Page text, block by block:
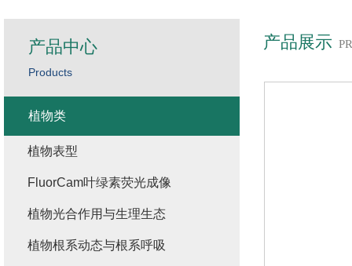
产品展示
产品中心
Products
植物类
植物表型
FluorCam叶绿素荧光成像
植物光合作用与生理生态
植物根系动态与根系呼吸